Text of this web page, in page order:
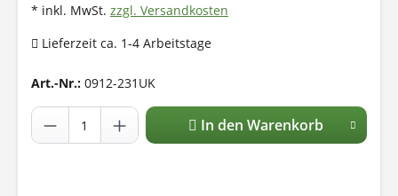
* inkl. MwSt. zzgl. Versandkosten
Lieferzeit ca. 1-4 Arbeitstage
Art.-Nr.: 0912-231UK
In den Warenkorb